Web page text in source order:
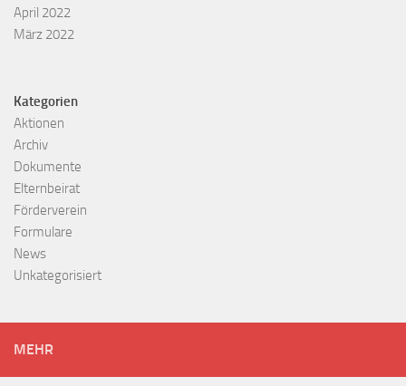
April 2022
März 2022
Kategorien
Aktionen
Archiv
Dokumente
Elternbeirat
Förderverein
Formulare
News
Unkategorisiert
MEHR